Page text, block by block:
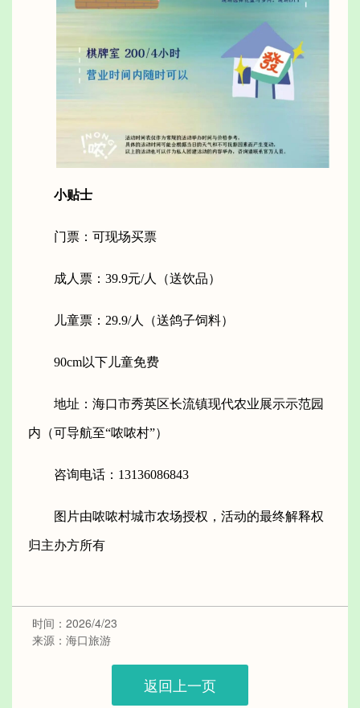
小贴士
门票：可现场买票
成人票：39.9元/人（送饮品）
儿童票：29.9/人（送鸽子饲料）
90cm以下儿童免费
地址：海口市秀英区长流镇现代农业展示示范园
内（可导航至“哝哝村”）
咨询电话：13136086843
图片由哝哝村城市农场授权，活动的最终解释权
归主办方所有
时间：2026/4/23
来源：海口旅游
返回上一页